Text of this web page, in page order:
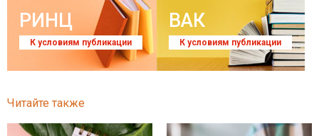
РИНЦ
К условиям публикации
ВАК
К условиям публикации
Читайте также